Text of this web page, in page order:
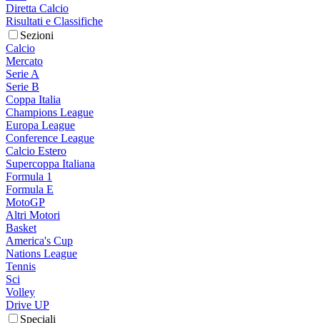
Diretta Calcio
Risultati e Classifiche
Sezioni
Calcio
Mercato
Serie A
Serie B
Coppa Italia
Champions League
Europa League
Conference League
Calcio Estero
Supercoppa Italiana
Formula 1
Formula E
MotoGP
Altri Motori
Basket
America's Cup
Nations League
Tennis
Sci
Volley
Drive UP
Speciali